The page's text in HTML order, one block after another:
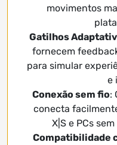
movimentos
Gatilhos
fornecem
para simular
e
Conexão sem fio:
conecta
X|S e PCs
Compatibilidade